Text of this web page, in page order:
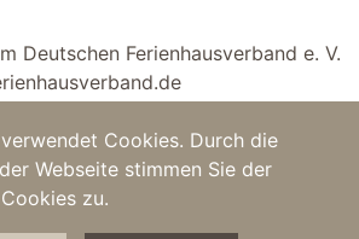
Cookies. Durch die
Webseite stimmen Sie der
zu.
Deutschen Ferienhausverband e. V.
|